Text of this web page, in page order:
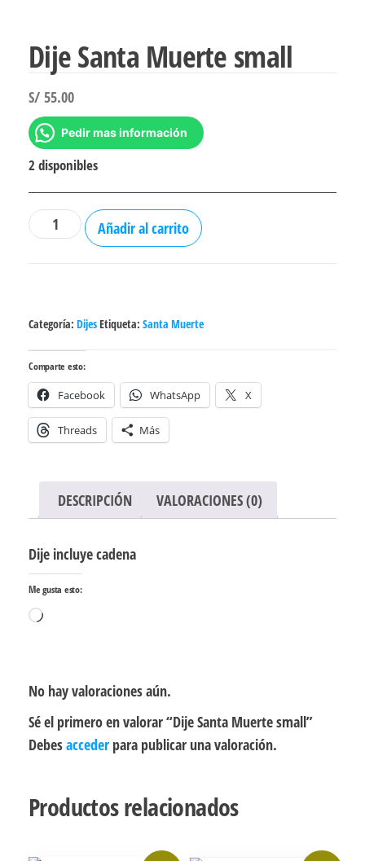
Dije Santa Muerte small
S/ 55.00
Pedir mas información
2 disponibles
Dije
Santa
Añadir al carrito
Categoría: DijesEtiqueta: Santa Muerte
Comparte esto:
Facebook WhatsApp X
Threads Más
DESCRIPCIÓN VALORACIONES (0)
Dije incluye cadena
Me gusta esto:
Cargando...
No hay valoraciones aún.
Sé el primero en valorar “Dije Santa Muerte small”
Debesacceder para publicar una valoración.
Productos relacionados